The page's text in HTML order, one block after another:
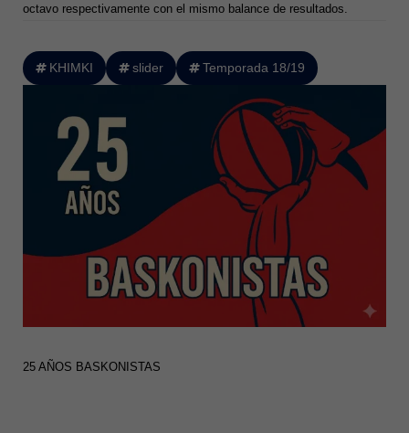
octavo respectivamente con el mismo balance de resultados.
KHIMKI slider Temporada 18/19
25 AÑOS BASKONISTAS